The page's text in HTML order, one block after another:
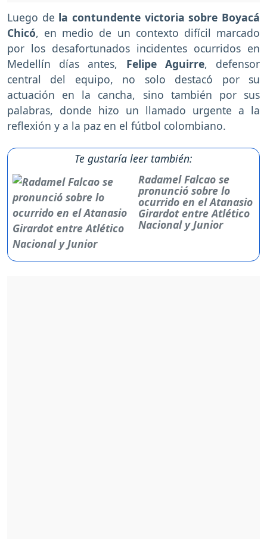
Luego de la contundente victoria sobre Boyacá
Chicó, en medio de un contexto difícil marcado
por los desafortunados incidentes ocurridos en
Medellín días antes, Felipe Aguirre, defensor
central del equipo, no solo destacó por su
actuación en la cancha, sino también por sus
palabras, donde hizo un llamado urgente a la
reflexión y a la paz en el fútbol colombiano.
Te gustaría leer también:
Radamel Falcao se
pronunció sobre lo
ocurrido en el Atanasio
Girardot entre Atlético
Nacional y Junior